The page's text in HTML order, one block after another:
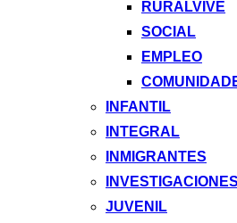
RURALVIVE
SOCIAL
EMPLEO
INFANTIL
INTEGRAL
INMIGRANTES
INVESTIGACIONES
JUVENIL